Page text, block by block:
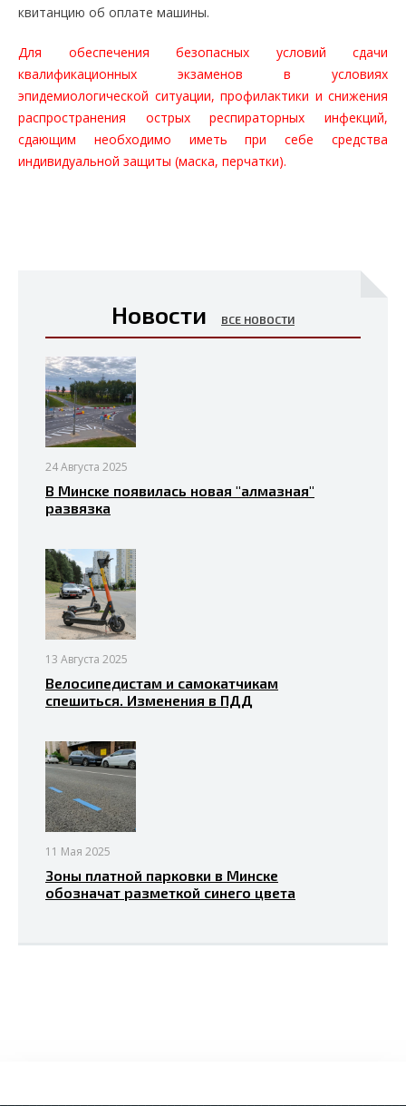
квитанцию об оплате машины.
Для обеспечения безопасных условий сдачи
квалификационных экзаменов в условиях
эпидемиологической ситуации, профилактики и снижения
распространения острых респираторных инфекций,
сдающим необходимо иметь при себе средства
индивидуальной защиты (маска, перчатки).
Новости ВСЕ НОВОСТИ
24 Августа 2025
В Минске появилась новая "алмазная"
развязка
13 Августа 2025
Велосипедистам и самокатчикам
спешиться. Изменения в ПДД
11 Мая 2025
Зоны платной парковки в Минске
обозначат разметкой синего цвета